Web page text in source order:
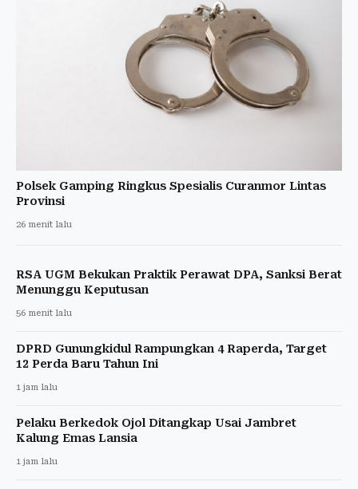
Polsek Gamping Ringkus Spesialis Curanmor Lintas
Provinsi
26 menit lalu
RSA UGM Bekukan Praktik Perawat DPA, Sanksi Berat
Menunggu Keputusan
56 menit lalu
DPRD Gunungkidul Rampungkan 4 Raperda, Target
12 Perda Baru Tahun Ini
1 jam lalu
Pelaku Berkedok Ojol Ditangkap Usai Jambret
Kalung Emas Lansia
1 jam lalu